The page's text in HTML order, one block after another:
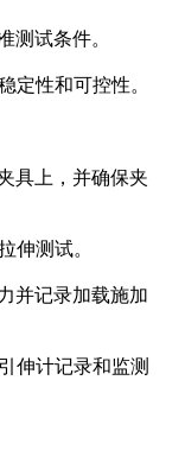
试条件。
性和可控性。
具上，并确保夹
测试。
并记录加载施加
计记录和监测